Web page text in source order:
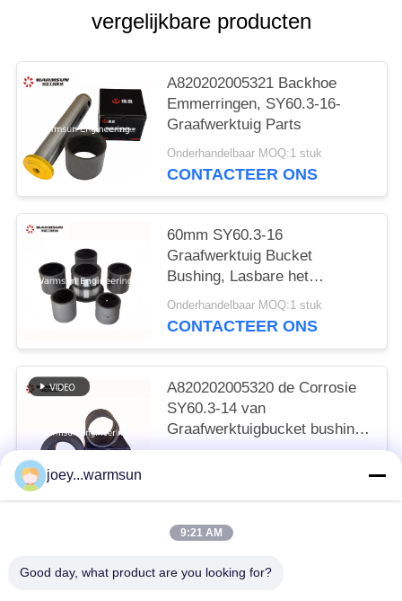
vergelijkbare producten
A820202005321 Backhoe
Emmerringen, SY60.3-16-
Graafwerktuig Parts
Onderhandelbaar MOQ:1 stuk
CONTACTEER ONS
60mm SY60.3-16
Graafwerktuig Bucket
Bushing, Lasbare het
Staalringen van
A820202005321
Onderhandelbaar MOQ:1 stuk
CONTACTEER ONS
A820202005320 de Corrosie
SY60.3-14 van
Graafwerktuigbucket bushing
anti
joey...warmsun
9:21 AM
Good day, what product are you looking for?